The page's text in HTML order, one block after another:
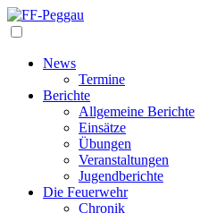
News
Termine
Berichte
Allgemeine Berichte
Einsätze
Übungen
Veranstaltungen
Jugendberichte
Die Feuerwehr
Chronik